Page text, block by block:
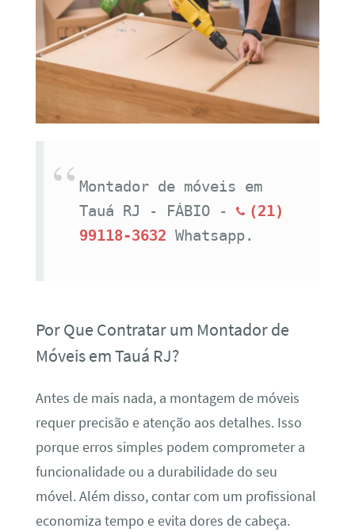
Montador de móveis em
Tauá RJ - FÁBIO -
(21)
99118-3632 Whatsapp.
Por Que Contratar um Montador de
Móveis em Tauá RJ?
Antes de mais nada, a montagem de móveis
requer precisão e atenção aos detalhes. Isso
porque erros simples podem comprometer a
funcionalidade ou a durabilidade do seu
móvel. Além disso, contar com um profissional
economiza tempo e evita dores de cabeça.